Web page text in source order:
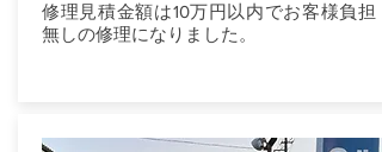
修理見積金額は10万円以内でお客様負担
無しの修理になりました。